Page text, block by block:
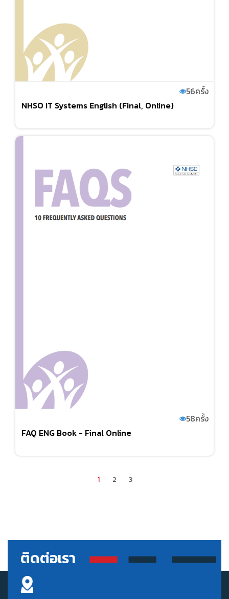
56ครั้ง
NHSO IT Systems English (Final, Online)
58ครั้ง
FAQ ENG Book - Final Online
1 2 3
ติดต่อเรา